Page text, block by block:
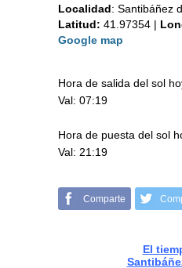
Localidad: Santibáñez
Latitud: 41.97354 |
Google map
Hora de salida del sol
Val: 07:19
Hora de puesta del sol
Val: 21:19
Comparte
El